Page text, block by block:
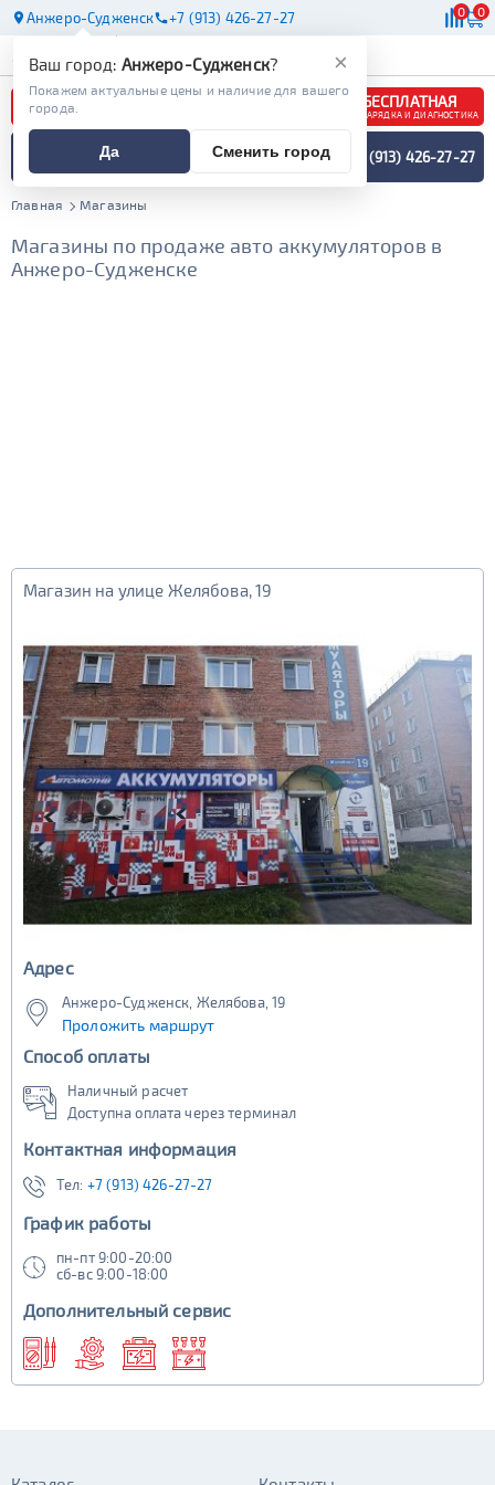
Анжеро-Судженск +7 (913) 426-27-27 0 0
АКБ МАСЛА
БЕСПЛАТНАЯ
ЗАРЯДКА И ДИАГНОСТИКА
ПОДБОР АККУМУЛЯТОРА
СПЕЦИАЛИСТОМ +7 (913) 426-27-27
Главная Магазины
Магазины по продаже авто аккумуляторов в
Анжеро-Судженске
Магазин на улице Желябова, 19
Адрес
Анжеро-Судженск, Желябова, 19
Проложить маршрут
Способ оплаты
Наличный расчет
Доступна оплата через терминал
Контактная информация
Тел: +7 (913) 426-27-27
График работы
пн-пт 9:00-20:00
сб-вс 9:00-18:00
Дополнительный сервис
×
Ваш город: Анжеро-Судженск?
Покажем актуальные цены и наличие для вашего
города.
Да Сменить город